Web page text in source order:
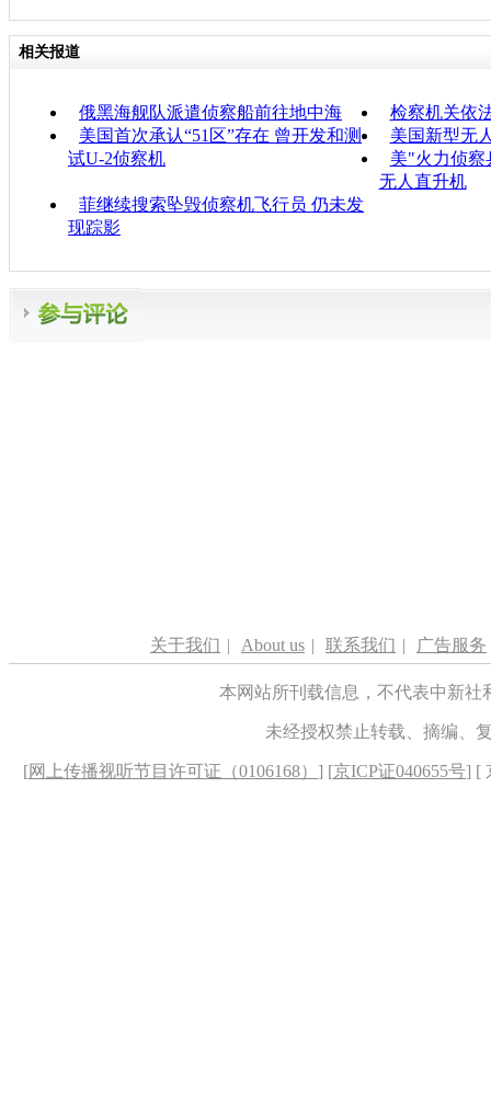
相关报道
俄黑海舰队派遣侦察船前往地中海
检察机关依
美国首次承认“51区”存在 曾开发和测
试U-2侦察机
美国新型无
美"火力侦察
无人直升机
菲继续搜索坠毁侦察机飞行员 仍未发
现踪影
关于我们 | About us | 联系我们 | 广告服务
本网站所刊载信息，不代表中新
未经授权禁止转载、摘编、
[网上传播视听节目许可证（0106168） ] [京ICP证040655号] [